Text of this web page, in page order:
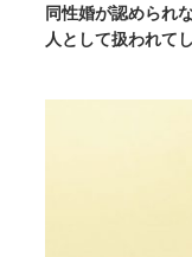
同性婚が認められ
人として扱われて